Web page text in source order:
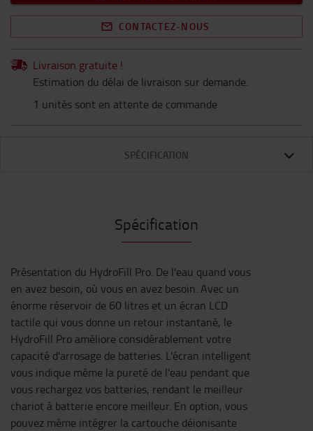
CONTACTEZ-NOUS
Livraison gratuite !
Estimation du délai de livraison sur demande.
1 unités sont en attente de commande
SPÉCIFICATION
Spécification
Présentation du HydroFill Pro. De l'eau quand vous
en avez besoin, où vous en avez besoin. Avec un
énorme réservoir de 60 litres et un écran LCD
tactile qui vous donne un retour instantané, le
HydroFill Pro améliore considérablement votre
capacité d'arrosage de batteries. L'écran intelligent
vous indique même la pureté de l'eau pendant que
vous rechargez vos batteries, rendant le meilleur
chariot à batterie encore meilleur. En option, vous
pouvez même intégrer la cartouche déionisante